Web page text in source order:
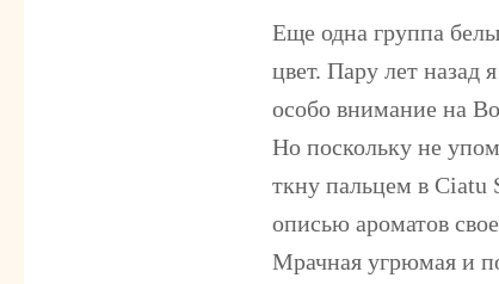
Еще одна группа
цвет. Пару лет назад
особо внимание на
Но поскольку не
ткну пальцем в Ciatu
описью ароматов
Мрачная угрюмая и